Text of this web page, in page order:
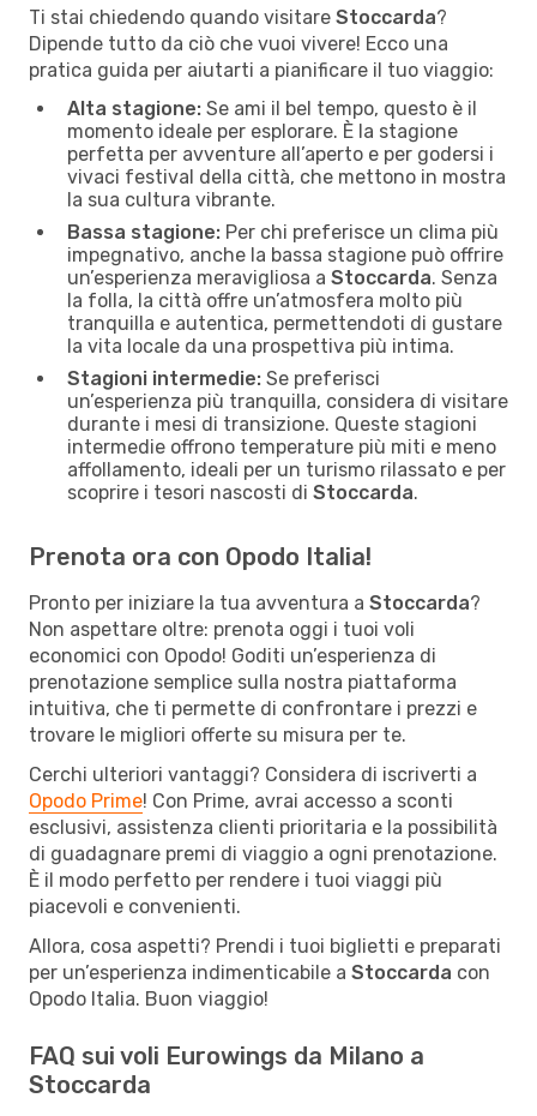
Ti stai chiedendo quando visitare Stoccarda?
Dipende tutto da ciò che vuoi vivere! Ecco una
pratica guida per aiutarti a pianificare il tuo viaggio:
Alta stagione: Se ami il bel tempo, questo è il
momento ideale per esplorare. È la stagione
perfetta per avventure all’aperto e per godersi i
vivaci festival della città, che mettono in mostra
la sua cultura vibrante.
Bassa stagione: Per chi preferisce un clima più
impegnativo, anche la bassa stagione può offrire
un’esperienza meravigliosa a Stoccarda. Senza
la folla, la città offre un’atmosfera molto più
tranquilla e autentica, permettendoti di gustare
la vita locale da una prospettiva più intima.
Stagioni intermedie: Se preferisci
un’esperienza più tranquilla, considera di visitare
durante i mesi di transizione. Queste stagioni
intermedie offrono temperature più miti e meno
affollamento, ideali per un turismo rilassato e per
scoprire i tesori nascosti di Stoccarda.
Prenota ora con Opodo Italia!
Pronto per iniziare la tua avventura a Stoccarda?
Non aspettare oltre: prenota oggi i tuoi voli
economici con Opodo! Goditi un’esperienza di
prenotazione semplice sulla nostra piattaforma
intuitiva, che ti permette di confrontare i prezzi e
trovare le migliori offerte su misura per te.
Cerchi ulteriori vantaggi? Considera di iscriverti a
Opodo Prime! Con Prime, avrai accesso a sconti
esclusivi, assistenza clienti prioritaria e la possibilità
di guadagnare premi di viaggio a ogni prenotazione.
È il modo perfetto per rendere i tuoi viaggi più
piacevoli e convenienti.
Allora, cosa aspetti? Prendi i tuoi biglietti e preparati
per un’esperienza indimenticabile a Stoccarda con
Opodo Italia. Buon viaggio!
FAQ sui voli Eurowings da Milano a
Stoccarda